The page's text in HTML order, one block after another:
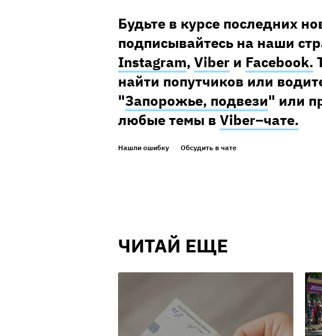
Будьте в курсе последних
подписывайтесь на наши
Instagram, Viber и Facebook.
найти попутчиков или
"Запорожье, подвези" или
любые темы в Viber–чате.
Нашли ошибку Обсудить в чате
ЧИТАЙ ЕЩЕ